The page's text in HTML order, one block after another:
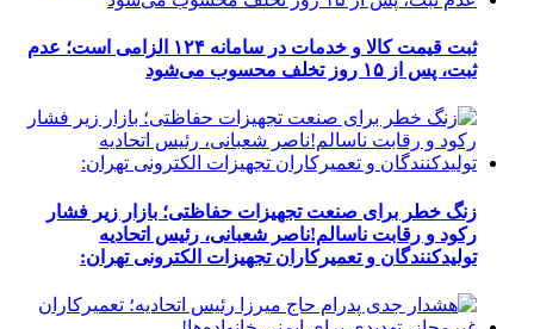
ثبت قیمت کالا و خدمات در سامانه ۱۲۴ الزامی است؛ عدم
ثبت، پس از ۱۵ روز تخلف محسوب می‌شود
زنگ خطر برای صنعت تجهیزات حفاظتی؛ بازار زیر فشار
رکود و رقابت ناسالم!ناصر شعبانی، رئیس اتحادیه
تولیدکنندگان و تعمیرکاران تجهیزات الکترونی تهران: